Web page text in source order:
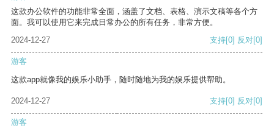
这款办公软件的功能非常全面，涵盖了文档、表格、演示文稿等各个方
面。我可以使用它来完成日常办公的所有任务，非常方便。
2024-12-27
支持[0] 反对[0]
游客
这款app就像我的娱乐小助手，随时随地为我的娱乐提供帮助。
2024-12-27 支持[0] 反对[0]
游客